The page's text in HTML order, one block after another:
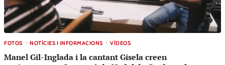
FOTOS NOTÍCIES I INFORMACIONS VÍDEOS
Manel Gil-Inglada i la cantant Gisela creen